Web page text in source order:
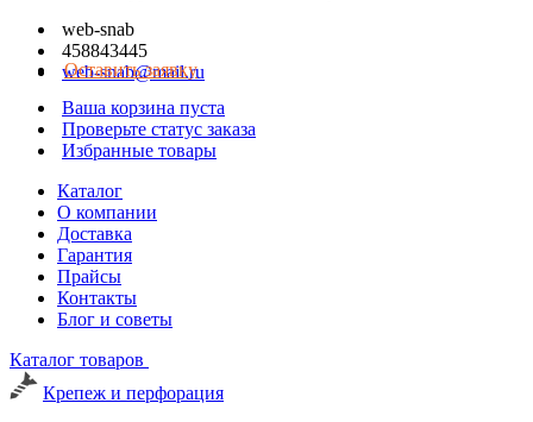
web-snab
458843445
web-snab@mail.ru
Оставить заявку
Ваша корзина пуста
Проверьте статус заказа
Избранные товары
Каталог
О компании
Доставка
Гарантия
Прайсы
Контакты
Блог и советы
Каталог товаров
Крепеж и перфорация